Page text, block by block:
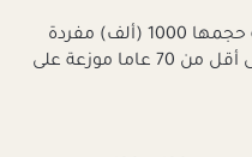
يجرى هذا البحث على عينة عشوائية حجمها 1000 (ألف) مفردة
من الأفراد البالغين من العمر 15 إلى أقل من 70 عاما موزعة على